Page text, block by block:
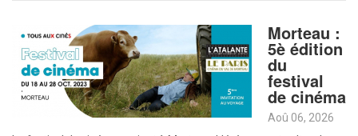
Morteau :
5è édition
du
festival
de cinéma
Aoû 06, 2026